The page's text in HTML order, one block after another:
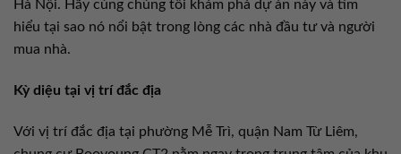
Hà Nội. Hãy cùng chúng tôi khám phá dự án này và tìm
hiểu tại sao nó nổi bật trong lòng các nhà đầu tư và người
mua nhà.
Kỳ diệu tại vị trí đắc địa
Với vị trí đắc địa tại phường Mễ Trì, quận Nam Từ Liêm,